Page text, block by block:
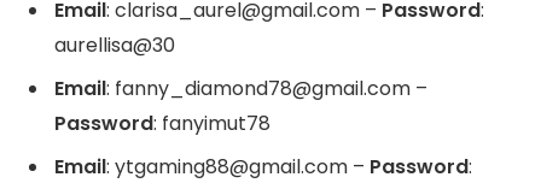
Email: clarisa_aurel@gmail.com – Password:
aurellisa@30
Email: fanny_diamond78@gmail.com –
Password: fanyimut78
Email: ytgaming88@gmail.com – Password: